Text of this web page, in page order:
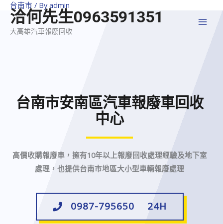
洽何先生0963591351
大高雄汽車報廢回收
台南市 / Byadmin
台南市安南區汽車報廢車回收
中心
高價收購報廢車，擁有10年以上報廢回收處理經驗及地下室
處理，也提供台南市地區大小型車輛報廢處理
0987-795650 24H